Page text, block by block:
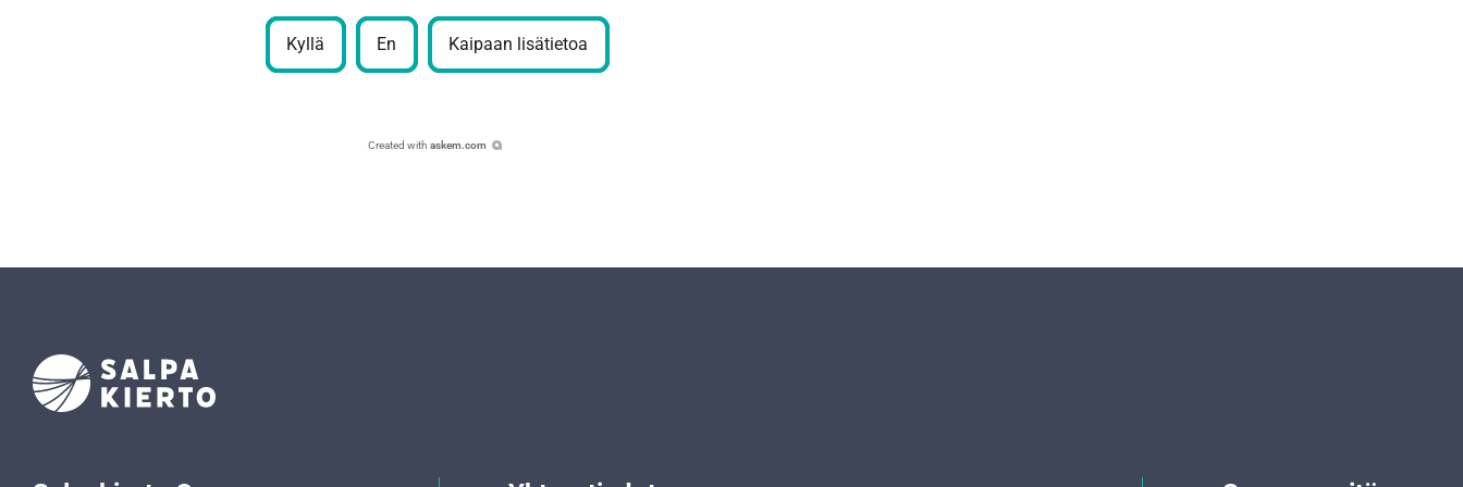
Kyllä En Kaipaan lisätietoa
Created with askem.com